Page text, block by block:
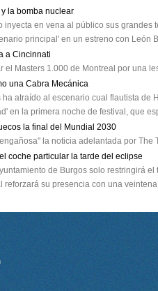
la bomba nuclear
inyecta en vena al público sus grandes
principal' en un estreno con León
a Cincinnati
el Masters 1.000 de Montreal por una
una Cabra Mecánica
atraído al escenario cual flautista
en la primera noche de festival, que
la final del Mundial 2030
la noticia adelantada por The
coche particular la tarde del eclipse
de Burgos solo restringirá
reforzará su presencia con una